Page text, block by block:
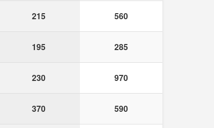
215 560
195 285
230 970
370 590